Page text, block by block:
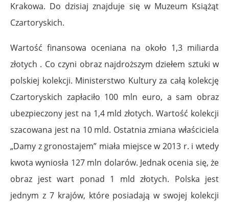
Krakowa. Do dzisiaj znajduje się w Muzeum Książąt
Czartoryskich.
Wartość finansowa oceniana na około 1,3 miliarda
złotych . Co czyni obraz najdroższym dziełem sztuki w
polskiej kolekcji. Ministerstwo Kultury za całą kolekcję
Czartoryskich zapłaciło 100 mln euro, a sam obraz
ubezpieczony jest na 1,4 mld złotych. Wartość kolekcji
szacowana jest na 10 mld. Ostatnia zmiana właściciela
„Damy z gronostajem” miała miejsce w 2013 r. i wtedy
kwota wyniosła 127 mln dolarów. Jednak ocenia się, że
obraz jest wart ponad 1 mld złotych. Polska jest
jednym z 7 krajów, które posiadają w swojej kolekcji